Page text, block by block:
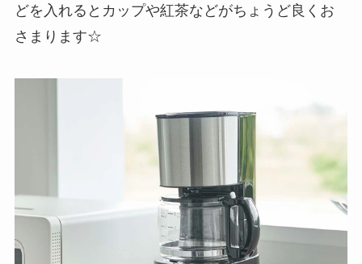
どを入れるとカップや紅茶などがちょうど良くお
さまります☆